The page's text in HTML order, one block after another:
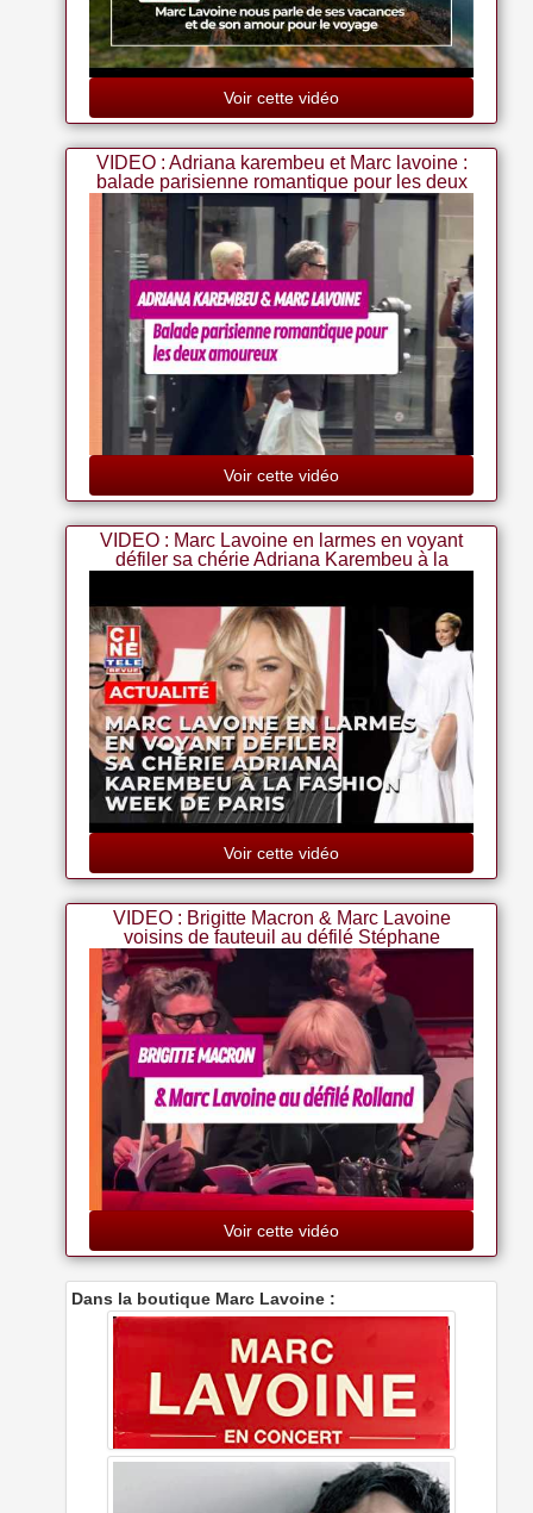
Voir cette vidéo
VIDEO : Adriana karembeu et Marc lavoine :
balade parisienne romantique pour les deux
amoureux
Voir cette vidéo
VIDEO : Marc Lavoine en larmes en voyant
défiler sa chérie Adriana Karembeu à la
Voir cette vidéo
VIDEO : Brigitte Macron & Marc Lavoine
voisins de fauteuil au défilé Stéphane
Rolland au Cirque d'Hiver Bouglione
Voir cette vidéo
Dans la boutique Marc Lavoine :